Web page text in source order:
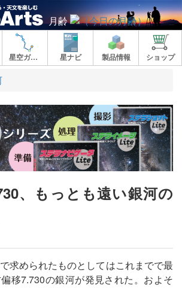
月齢
星空ガイド 星ナビ 製品情報 ショップ
、もっとも遠い銀河の
求められたものとしてはこれまでで最
移7.730の銀河が発見された。およそ